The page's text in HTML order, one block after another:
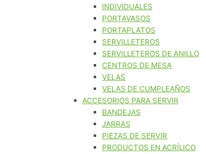
INDIVIDUALES
PORTAVASOS
PORTAPLATOS
SERVILLETEROS
SERVILLETEROS DE ANILLO
CENTROS DE MESA
VELAS
VELAS DE CUMPLEAÑOS
ACCESORIOS PARA SERVIR
BANDEJAS
JARRAS
PIEZAS DE SERVIR
PRODUCTOS EN ACRÍLICO